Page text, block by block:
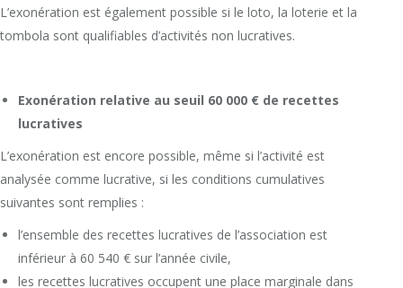
L’exonération est également possible si le loto, la loterie et la
tombola sont qualifiables d’activités non lucratives.
Exonération relative au seuil 60 000 € de recettes
lucratives
L’exonération est encore possible, même si l’activité est
analysée comme lucrative, si les conditions cumulatives
suivantes sont remplies :
l’ensemble des recettes lucratives de l’association est
inférieur à 60 540 € sur l’année civile,
les recettes lucratives occupent une place marginale dans